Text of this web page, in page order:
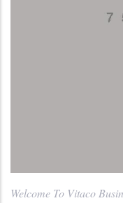
Welcome To Vitaco